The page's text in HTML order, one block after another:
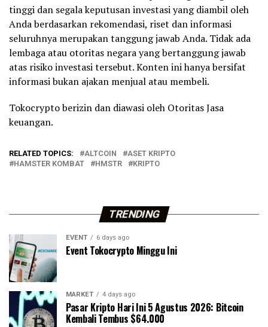
tinggi dan segala keputusan investasi yang diambil oleh
Anda berdasarkan rekomendasi, riset dan informasi
seluruhnya merupakan tanggung jawab Anda. Tidak ada
lembaga atau otoritas negara yang bertanggung jawab
atas risiko investasi tersebut. Konten ini hanya bersifat
informasi bukan ajakan menjual atau membeli.
Tokocrypto berizin dan diawasi oleh Otoritas Jasa
keuangan.
RELATED TOPICS: ALTCOIN
ASET KRIPTO
HAMSTER KOMBAT
HMSTR KRIPTO
TRENDING
EVENT 6 days ago
Event Tokocrypto Minggu Ini
MARKET 4 days ago
Pasar Kripto Hari Ini 5 Agustus 2026: Bitcoin
Kembali Tembus $64.000